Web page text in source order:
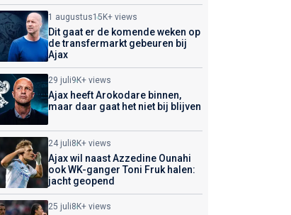
1 augustus15K+ views
Dit gaat er de komende weken op
de transfermarkt gebeuren bij
Ajax
29 juli9K+ views
Ajax heeft Arokodare binnen,
maar daar gaat het niet bij blijven
24 juli8K+ views
Ajax wil naast Azzedine Ounahi
ook WK-ganger Toni Fruk halen:
jacht geopend
25 juli8K+ views